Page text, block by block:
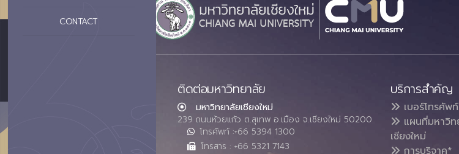
CONTACT
ติดต่อมหาวิทยาลัย
มหาวิทยาลัยเชียงใหม่
239 ถนนห้วยแก้ว ต.สุเทพ อ.เมือง จ.เชียงใหม่ 50200
โทรศัพท์ :+66 5394 1300
โทรสาร : +66 5321 7143
บริการสำคัญ
เบอร์โทรศัพ
แผนที่มหาวิ
เชียงใหม่
การบริจาค*